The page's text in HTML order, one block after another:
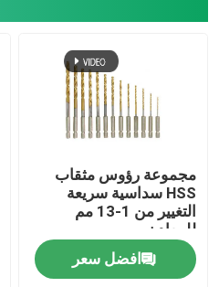
صنابير آلة الأحرار
مجموعة رؤوس مثقاب
HSS سداسية سريعة
التغيير من 1-13 مم
للمعادن
افضل سعر